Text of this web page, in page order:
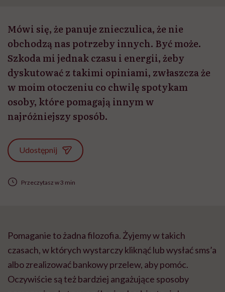
Mówi się, że panuje znieczulica, że nie
obchodzą nas potrzeby innych. Być może.
Szkoda mi jednak czasu i energii, żeby
dyskutować z takimi opiniami, zwłaszcza że
w moim otoczeniu co chwilę spotykam
osoby, które pomagają innym w
najróżniejszy sposób.
Udostępnij
Przeczytasz w 3 min
Pomaganie to żadna filozofia. Żyjemy w takich
czasach, w których wystarczy kliknąć lub wysłać sms’a
albo zrealizować bankowy przelew, aby pomóc.
Oczywiście są też bardziej angażujące sposoby